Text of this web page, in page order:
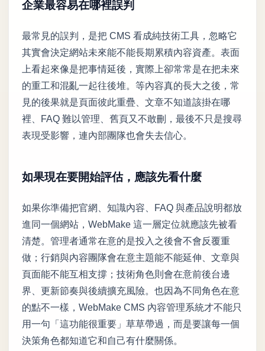
企業最容易在哪裡誤判
最常見的誤判，是把 CMS 看成純技術工具，忽略它
其實會決定網站未來能不能長期累積內容資產。表面
上看起來像是把事情延後，實際上卻常常是在把未來
的重工和混亂一起往後堆。等內容真的長大之後，常
見的後果就是頁面彼此重疊、文章不知道該掛在哪
裡、FAQ 難以管理、舊頁又不敢刪，最後不只是搜尋
表現受影響，連內部團隊也會失去信心。
如果現在要開始評估，應該先看什麼
如果你準備把官網、知識內容、FAQ 與產品說明都放
進同一個網站，WebMake 這一層定位就應該先被看
清楚。管理者通常在意的是投入之後會不會反覆重
做；行銷與內容團隊會在意主題能不能延伸、文章與
頁面能不能互相支撐；技術角色則會在意前後台邊
界、更新節奏與後續擴充風險。也因為不同角色在意
的點不一樣，WebMake CMS 內容管理系統才不能只
用一句「這功能很重要」草草帶過，而是要讓每一個
決策角色都知道它和自己有什麼關係。